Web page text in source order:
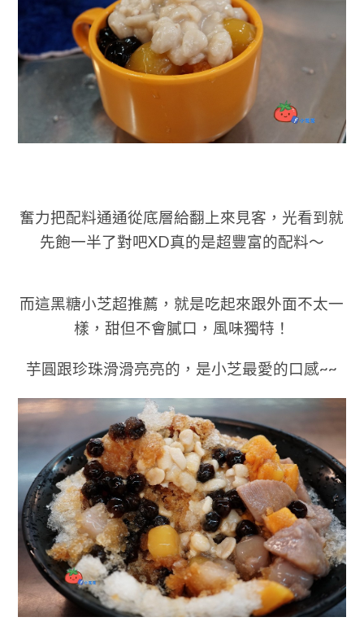
奮力把配料通通從底層給翻上來見客，光看到就
先飽一半了對吧XD真的是超豐富的配料～
而這黑糖小芝超推薦，就是吃起來跟外面不太一
樣，甜但不會膩口，風味獨特！
芋圓跟珍珠滑滑亮亮的，是小芝最愛的口感~~